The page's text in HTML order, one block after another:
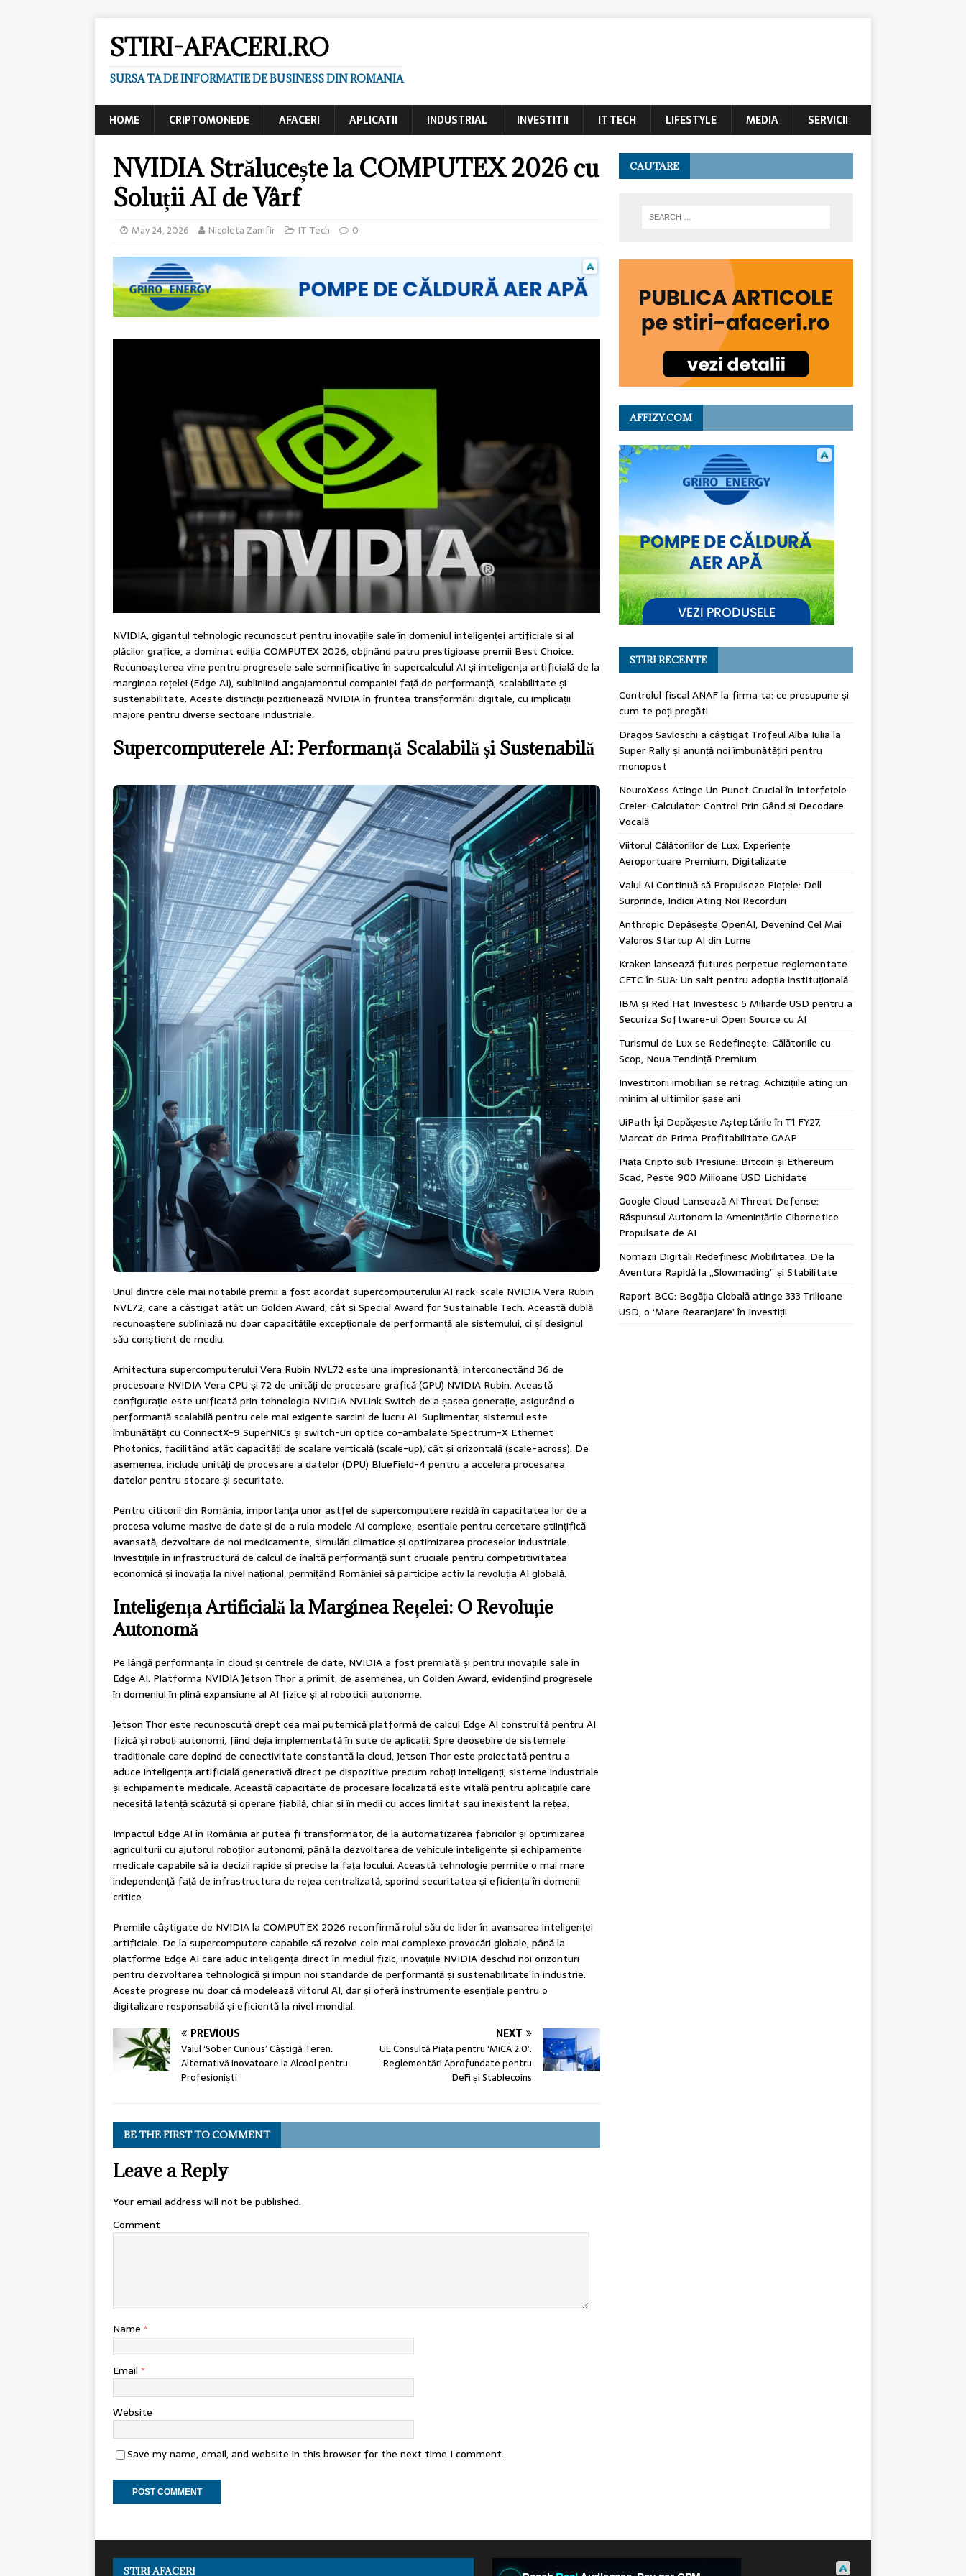
STIRI-AFACERI.RO
SURSA TA DE INFORMATIE DE BUSINESS DIN ROMANIA
HOME CRIPTOMONEDE AFACERI APLICATII INDUSTRIAL INVESTITII IT TECH LIFESTYLE MEDIA SERVICII
NVIDIA Strălucește la COMPUTEX 2026 cu
Soluții AI de Vârf
May 24, 2026 Nicoleta Zamfir IT Tech 0
NVIDIA, gigantul tehnologic recunoscut pentru inovațiile sale în domeniul inteligenței artificiale și al
plăcilor grafice, a dominat ediția COMPUTEX 2026, obținând patru prestigioase premii Best Choice.
Recunoașterea vine pentru progresele sale semnificative în supercalculul AI și inteligența artificială de la
marginea rețelei (Edge AI), subliniind angajamentul companiei față de performanță, scalabilitate și
sustenabilitate. Aceste distincții poziționează NVIDIA în fruntea transformării digitale, cu implicații
majore pentru diverse sectoare industriale.
Supercomputerele AI: Performanță Scalabilă și Sustenabilă
Unul dintre cele mai notabile premii a fost acordat supercomputerului AI rack-scale NVIDIA Vera Rubin
NVL72, care a câștigat atât un Golden Award, cât și Special Award for Sustainable Tech. Această dublă
recunoaștere subliniază nu doar capacitățile excepționale de performanță ale sistemului, ci și designul
său conștient de mediu.
Arhitectura supercomputerului Vera Rubin NVL72 este una impresionantă, interconectând 36 de
procesoare NVIDIA Vera CPU și 72 de unități de procesare grafică (GPU) NVIDIA Rubin. Această
configurație este unificată prin tehnologia NVIDIA NVLink Switch de a șasea generație, asigurând o
performanță scalabilă pentru cele mai exigente sarcini de lucru AI. Suplimentar, sistemul este
îmbunătățit cu ConnectX-9 SuperNICs și switch-uri optice co-ambalate Spectrum-X Ethernet
Photonics, facilitând atât capacități de scalare verticală (scale-up), cât și orizontală (scale-across). De
asemenea, include unități de procesare a datelor (DPU) BlueField-4 pentru a accelera procesarea
datelor pentru stocare și securitate.
Pentru cititorii din România, importanța unor astfel de supercomputere rezidă în capacitatea lor de a
procesa volume masive de date și de a rula modele AI complexe, esențiale pentru cercetare științifică
avansată, dezvoltare de noi medicamente, simulări climatice și optimizarea proceselor industriale.
Investițiile în infrastructură de calcul de înaltă performanță sunt cruciale pentru competitivitatea
economică și inovația la nivel național, permițând României să participe activ la revoluția AI globală.
Inteligența Artificială la Marginea Rețelei: O Revoluție
Autonomă
Pe lângă performanța în cloud și centrele de date, NVIDIA a fost premiată și pentru inovațiile sale în
Edge AI. Platforma NVIDIA Jetson Thor a primit, de asemenea, un Golden Award, evidențiind progresele
în domeniul în plină expansiune al AI fizice și al roboticii autonome.
Jetson Thor este recunoscută drept cea mai puternică platformă de calcul Edge AI construită pentru AI
fizică și roboți autonomi, fiind deja implementată în sute de aplicații. Spre deosebire de sistemele
tradiționale care depind de conectivitate constantă la cloud, Jetson Thor este proiectată pentru a
aduce inteligența artificială generativă direct pe dispozitive precum roboți inteligenți, sisteme industriale
și echipamente medicale. Această capacitate de procesare localizată este vitală pentru aplicațiile care
necesită latență scăzută și operare fiabilă, chiar și în medii cu acces limitat sau inexistent la rețea.
Impactul Edge AI în România ar putea fi transformator, de la automatizarea fabricilor și optimizarea
agriculturii cu ajutorul roboților autonomi, până la dezvoltarea de vehicule inteligente și echipamente
medicale capabile să ia decizii rapide și precise la fața locului. Această tehnologie permite o mai mare
independență față de infrastructura de rețea centralizată, sporind securitatea și eficiența în domenii
critice.
Premiile câștigate de NVIDIA la COMPUTEX 2026 reconfirmă rolul său de lider în avansarea inteligenței
artificiale. De la supercomputere capabile să rezolve cele mai complexe provocări globale, până la
platforme Edge AI care aduc inteligența direct în mediul fizic, inovațiile NVIDIA deschid noi orizonturi
pentru dezvoltarea tehnologică și impun noi standarde de performanță și sustenabilitate în industrie.
Aceste progrese nu doar că modelează viitorul AI, dar și oferă instrumente esențiale pentru o
digitalizare responsabilă și eficientă la nivel mondial.
PREVIOUS
Valul ‘Sober Curious’ Câștigă Teren:
Alternativă Inovatoare la Alcool pentru
Profesioniști
NEXT
UE Consultă Piața pentru ‘MiCA 2.0’:
Reglementări Aprofundate pentru
DeFi și Stablecoins
BE THE FIRST TO COMMENT
Leave a Reply
Your email address will not be published.
Comment
Name *
Email *
Website
Save my name, email, and website in this browser for the next time I comment.
CAUTARE
AFFIZY.COM
STIRI RECENTE
Controlul fiscal ANAF la firma ta: ce presupune și
cum te poți pregăti
Dragoș Savloschi a câștigat Trofeul Alba Iulia la
Super Rally și anunță noi îmbunătățiri pentru
monopost
NeuroXess Atinge Un Punct Crucial în Interfețele
Creier-Calculator: Control Prin Gând și Decodare
Vocală
Viitorul Călătoriilor de Lux: Experiențe
Aeroportuare Premium, Digitalizate
Valul AI Continuă să Propulseze Piețele: Dell
Surprinde, Indicii Ating Noi Recorduri
Anthropic Depășește OpenAI, Devenind Cel Mai
Valoros Startup AI din Lume
Kraken lansează futures perpetue reglementate
CFTC în SUA: Un salt pentru adopția instituțională
IBM și Red Hat Investesc 5 Miliarde USD pentru a
Securiza Software-ul Open Source cu AI
Turismul de Lux se Redefinește: Călătoriile cu
Scop, Noua Tendință Premium
Investitorii imobiliari se retrag: Achizițiile ating un
minim al ultimilor șase ani
UiPath Își Depășește Așteptările în T1 FY27,
Marcat de Prima Profitabilitate GAAP
Piața Cripto sub Presiune: Bitcoin și Ethereum
Scad, Peste 900 Milioane USD Lichidate
Google Cloud Lansează AI Threat Defense:
Răspunsul Autonom la Amenințările Cibernetice
Propulsate de AI
Nomazii Digitali Redefinesc Mobilitatea: De la
Aventura Rapidă la „Slowmading” și Stabilitate
Raport BCG: Bogăția Globală atinge 333 Trilioane
USD, o ‘Mare Rearanjare’ în Investiții
STIRI AFACERI